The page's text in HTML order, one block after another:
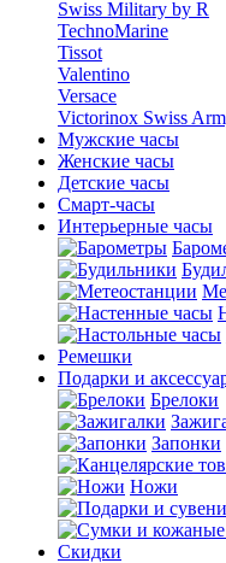
Swiss Military by R
TechnoMarine
Tissot
Valentino
Versace
Victorinox Swiss
Мужские часы
Женские часы
Детские часы
Смарт-часы
Интерьерные часы
Ремешки
Подарки и
Брелоки
Запонки
Ножи
Скидки